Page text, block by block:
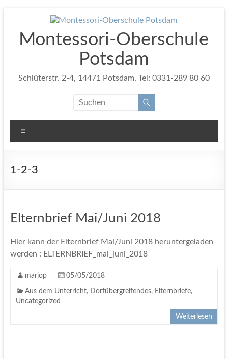
springenMontessori-Oberschule
Potsdam
Schlüterstr. 2-4, 14471 Potsdam, Tel: 0331-289 80 60
1-2-3
Elternbrief Mai/Juni 2018
Hier kann der Elternbrief Mai/Juni 2018 heruntergeladen
werden : ELTERNBRIEF_mai_juni_2018
mariop 05/05/2018
Aus dem Unterricht, Dorfübergreifendes, Elternbriefe,
Uncategorized
Weiterlesen